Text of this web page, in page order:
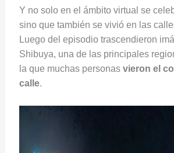
Y no solo en el ámbito virtual se
sino que también se vivió en las
Luego del episodio trascendieron
Shibuya, una de las principales
la que muchas personas vieron el
calle.